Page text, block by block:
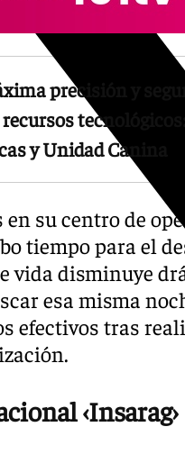
precisión y
recursos
y Unidad Canina
en su centro de
tiempo para el
vida disminuye
esa misma
efectivos tras
‹Insarag›